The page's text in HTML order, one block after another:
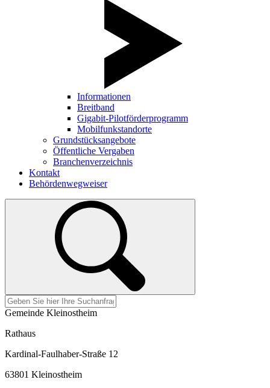
Informationen
Breitband
Gigabit-Pilotförderprogramm
Mobilfunkstandorte
Grundstücksangebote
Öffentliche Vergaben
Branchenverzeichnis
Kontakt
Behördenwegweiser
Gemeinde Kleinostheim
Rathaus
Kardinal-Faulhaber-Straße 12
63801 Kleinostheim